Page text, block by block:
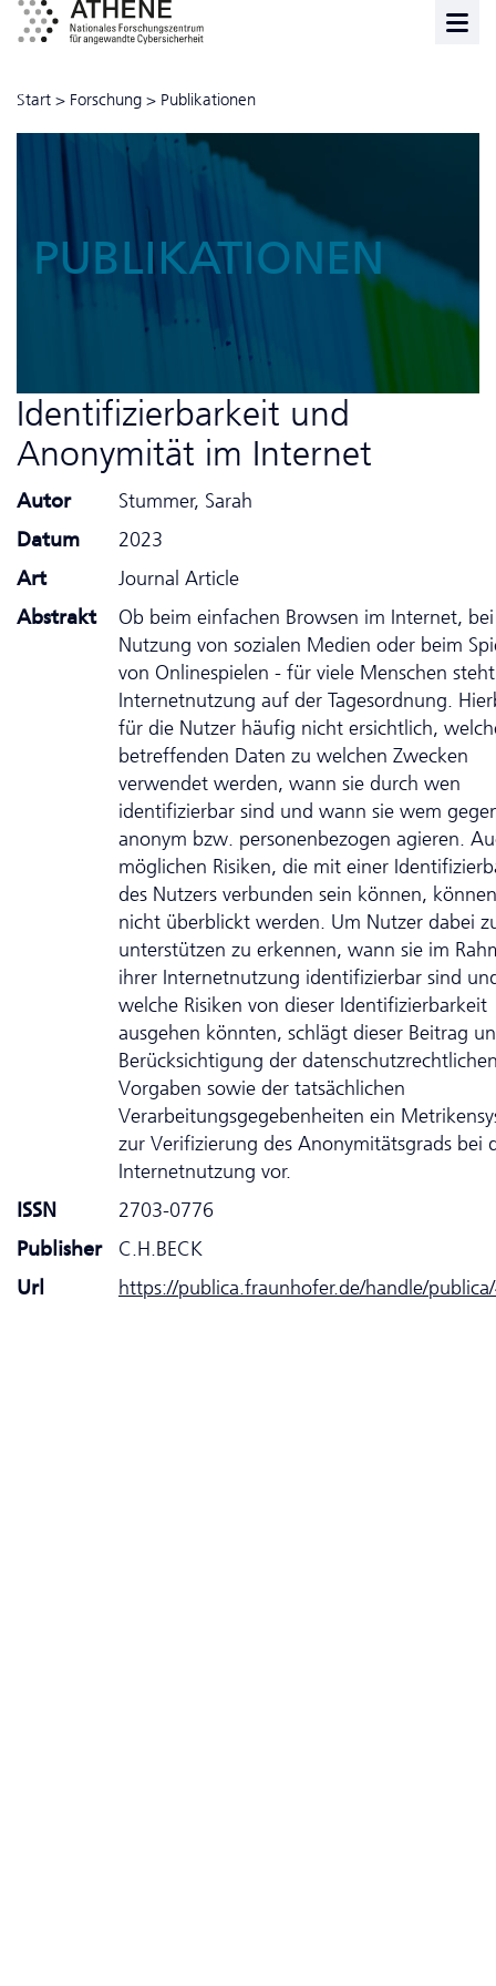
Start > Forschung > Publikationen
PUBLIKATIONEN
Identifizierbarkeit und
Anonymität im Internet
Autor
Stummer, Sarah
Datum
2023
Art
Journal Article
Abstrakt
Ob beim einfachen Browsen im Internet,
Nutzung von sozialen Medien oder beim
von Onlinespielen - für viele Menschen
Internetnutzung auf der Tagesordnung.
für die Nutzer häufig nicht ersichtlich,
betreffenden Daten zu welchen Zwecken
verwendet werden, wann sie durch wen
identifizierbar sind und wann sie wem
anonym bzw. personenbezogen agieren.
möglichen Risiken, die mit einer
des Nutzers verbunden sein können,
nicht überblickt werden. Um Nutzer dabei
unterstützen zu erkennen, wann sie im
ihrer Internetnutzung identifizierbar sind
welche Risiken von dieser Identifizierbarkeit
ausgehen könnten, schlägt dieser Beitrag
Berücksichtigung der
Vorgaben sowie der tatsächlichen
Verarbeitungsgegebenheiten ein
zur Verifizierung des Anonymitätsgrads bei
Internetnutzung vor.
ISSN
2703-0776
Publisher
C.H.BECK
Url
https://publica.fraunhofer.de/handle/